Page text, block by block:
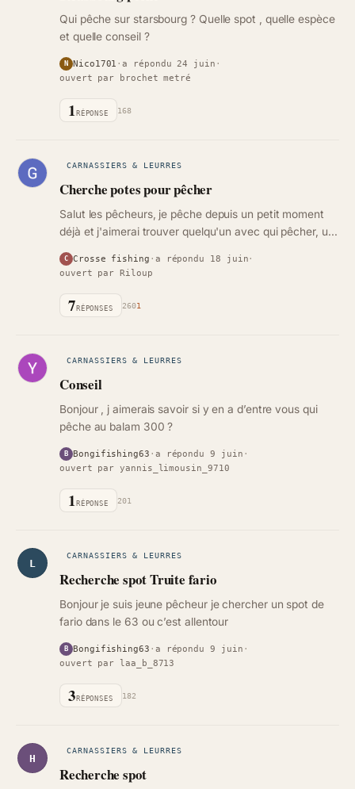
Qui pêche sur starsbourg ? Quelle spot , quelle espèce
et quelle conseil ?
N Nico1701 ·a répondu 24 juin ·
ouvert par brochet metré
1 RÉPONSE 168
CARNASSIERS & LEURRES
Cherche potes pour pêcher
Salut les pêcheurs, je pêche depuis un petit moment
déjà et j'aimerai trouver quelqu'un avec qui pêcher, un
allemande, si…
C Crosse fishing · a répondu 18 juin·
ouvert par Riloup
7 RÉPONSES 2601
CARNASSIERS & LEURRES
Conseil
Bonjour , j aimerais savoir si y en a d’entre vous qui
pêche au balam 300 ?
B Bongifishing63 · a répondu 9 juin ·
ouvert par yannis_limousin_9710
1 RÉPONSE 201
L
CARNASSIERS & LEURRES
Recherche spot Truite fario
Bonjour je suis jeune pêcheur je chercher un spot de
fario dans le 63 ou c’est allentour
B Bongifishing63 · a répondu 9 juin ·
ouvert par laa_b_8713
3 RÉPONSES 182
H
CARNASSIERS & LEURRES
Recherche spot